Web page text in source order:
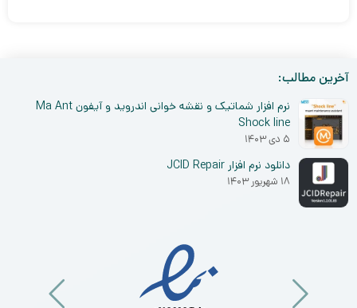
آخرین مطالب:
نرم افزار شماتیک و نقشه خوانی اندروید و آیفون Ma Ant
Shock line
۵ دی ۱۴۰۳
دانلود نرم افزار JCID Repair
۱۸ شهریور ۱۴۰۳